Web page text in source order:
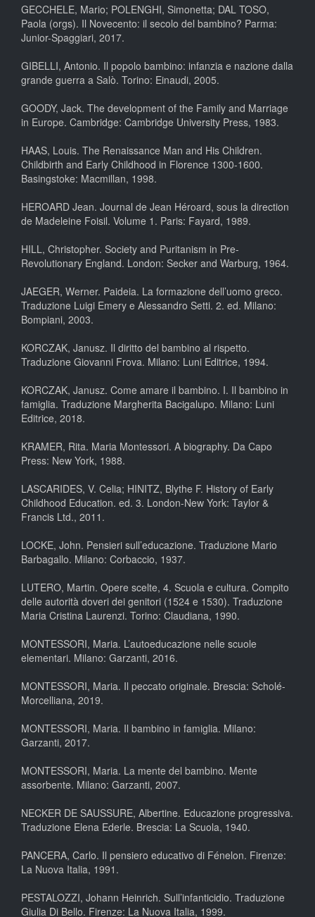
GECCHELE, Mario; POLENGHI, Simonetta; DAL TOSO,
Paola (orgs). Il Novecento: il secolo del bambino? Parma:
Junior-Spaggiari, 2017.
GIBELLI, Antonio. Il popolo bambino: infanzia e nazione dalla
grande guerra a Salò. Torino: Einaudi, 2005.
GOODY, Jack. The development of the Family and Marriage
in Europe. Cambridge: Cambridge University Press, 1983.
HAAS, Louis. The Renaissance Man and His Children.
Childbirth and Early Childhood in Florence 1300-1600.
Basingstoke: Macmillan, 1998.
HEROARD Jean. Journal de Jean Héroard, sous la direction
de Madeleine Foisil. Volume 1. Paris: Fayard, 1989.
HILL, Christopher. Society and Puritanism in Pre-
Revolutionary England. London: Secker and Warburg, 1964.
JAEGER, Werner. Paideia. La formazione dell’uomo greco.
Traduzione Luigi Emery e Alessandro Setti. 2. ed. Milano:
Bompiani, 2003.
KORCZAK, Janusz. Il diritto del bambino al rispetto.
Traduzione Giovanni Frova. Milano: Luni Editrice, 1994.
KORCZAK, Janusz. Come amare il bambino. I. Il bambino in
famiglia. Traduzione Margherita Bacigalupo. Milano: Luni
Editrice, 2018.
KRAMER, Rita. Maria Montessori. A biography. Da Capo
Press: New York, 1988.
LASCARIDES, V. Celia; HINITZ, Blythe F. History of Early
Childhood Education. ed. 3. London-New York: Taylor &
Francis Ltd., 2011.
LOCKE, John. Pensieri sull’educazione. Traduzione Mario
Barbagallo. Milano: Corbaccio, 1937.
LUTERO, Martin. Opere scelte, 4. Scuola e cultura. Compito
delle autorità doveri dei genitori (1524 e 1530). Traduzione
Maria Cristina Laurenzi. Torino: Claudiana, 1990.
MONTESSORI, Maria. L’autoeducazione nelle scuole
elementari. Milano: Garzanti, 2016.
MONTESSORI, Maria. Il peccato originale. Brescia: Scholé-
Morcelliana, 2019.
MONTESSORI, Maria. Il bambino in famiglia. Milano:
Garzanti, 2017.
MONTESSORI, Maria. La mente del bambino. Mente
assorbente. Milano: Garzanti, 2007.
NECKER DE SAUSSURE, Albertine. Educazione progressiva.
Traduzione Elena Ederle. Brescia: La Scuola, 1940.
PANCERA, Carlo. Il pensiero educativo di Fénelon. Firenze:
La Nuova Italia, 1991.
PESTALOZZI, Johann Heinrich. Sull’infanticidio. Traduzione
Giulia Di Bello. Firenze: La Nuova Italia, 1999.